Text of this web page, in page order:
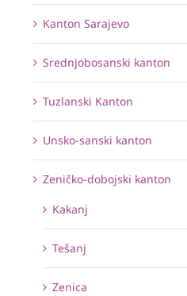
Kanton Sarajevo
Srednjobosanski kanton
Tuzlanski Kanton
Unsko-sanski kanton
Zeničko-dobojski kanton
Kakanj
Tešanj
Zenica